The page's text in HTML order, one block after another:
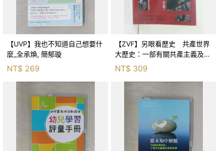
【UVP】我也不知道自己想要什
麼_全承煥, 簡郁璇
NT$ 269
【ZVF】另眼看歷史 共產世界
大歷史：一部有關共產主義及共
產黨兩百年的興衰史_呂正理
NT$ 309